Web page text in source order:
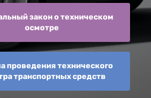
закон о техническом
осмотре
проведения технического
транспортных средств